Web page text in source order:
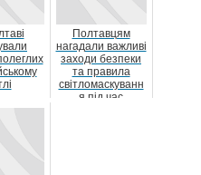
Полтавцям
нагадали важливі
заходи безпеки
та правила
світломаскуванн
я під час